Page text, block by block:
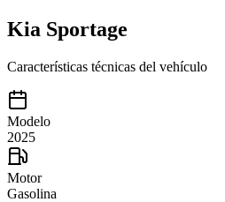
Kia Sportage
Características técnicas del vehículo
Modelo
2025
Motor
Gasolina